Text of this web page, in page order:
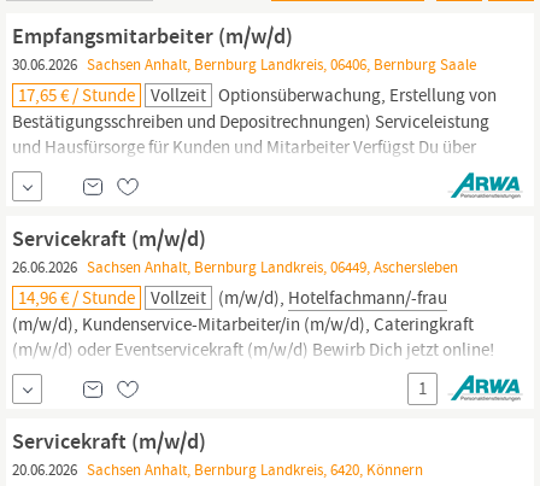
Empfangsmitarbeiter (m/w/d)
30.06.2026 Sachsen Anhalt, Bernburg Landkreis, 06406, Bernburg Saale
17,65 € / Stunde Vollzeit Optionsüberwachung, Erstellung von
Bestätigungsschreiben und Depositrechnungen) Serviceleistung
und Hausfürsorge für Kunden und Mitarbeiter Verfügst Du über
vergleichbare Qualifikationen?
Hotelmanagement Mit Berufserfahrung Belastbarkeit
Eigeninitiative Teamfähigkeit Zuverlässigkeit Du hast Fragen zum
Job?
Servicekraft (m/w/d)
26.06.2026 Sachsen Anhalt, Bernburg Landkreis, 06449, Aschersleben
14,96 € / Stunde Vollzeit (m/w/d), Hotelfachmann/-frau
(m/w/d), Kundenservice-Mitarbeiter/in (m/w/d), Cateringkraft
(m/w/d) oder Eventservicekraft (m/w/d) Bewirb Dich jetzt online!
Mit Deiner Bewerbung erklärst Du Dich mit den
Datenschutzrichtlinien der Firma ARWA Personaldienstleistungen
GmbH einverstanden (zu finden auf unserer Homepage
www.arwa.de unter „Datenschutz“).
1
Servicekraft (m/w/d)
20.06.2026 Sachsen Anhalt, Bernburg Landkreis, 6420, Könnern